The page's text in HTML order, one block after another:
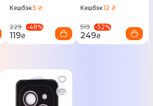
Кешбэк5 ₴
229 -48%
119₴
Кешбэк12 ₴
519 -52%
249₴